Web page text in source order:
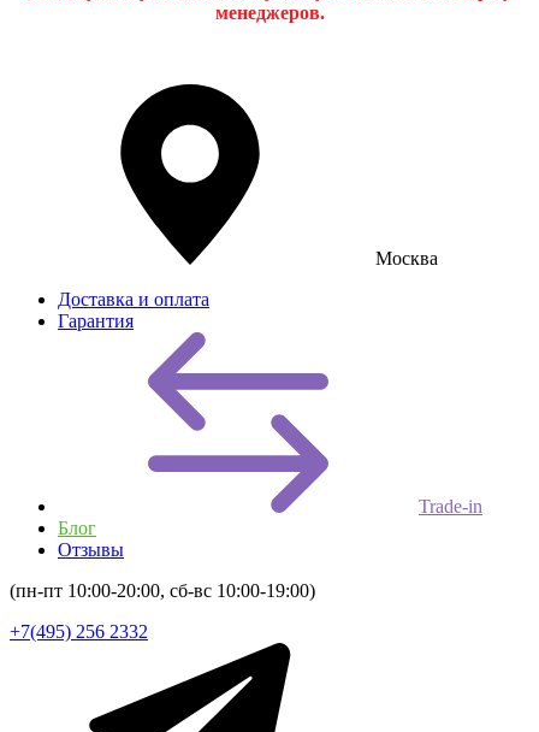
менеджеров.
Москва
Доставка и оплата
Гарантия
Trade-in
Блог
Отзывы
(пн-пт 10:00-20:00, сб-вс 10:00-19:00)
+7(495) 256 2332